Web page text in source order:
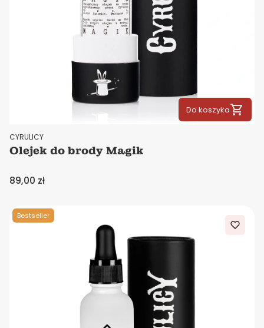
Do koszyka
PRODUCENT
CYRULICY
Olejek do brody Magik
Cena
89,00 zł
Bestseller